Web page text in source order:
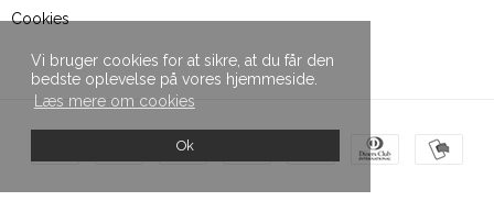
Vi bruger cookies for at sikre, at du får den
bedste oplevelse på vores hjemmeside.
Læs mere om cookies
Ok
Cookies